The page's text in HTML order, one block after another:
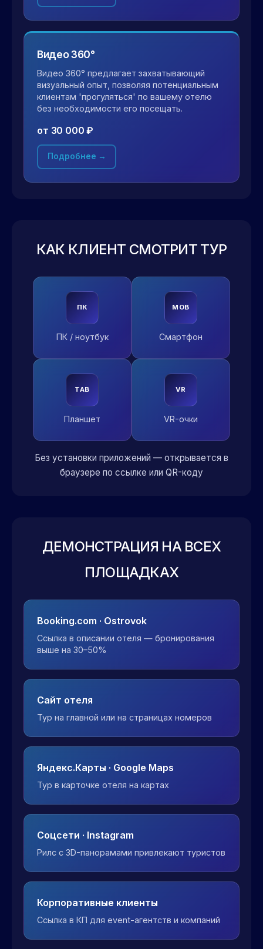
Видео 360°
Видео 360° предлагает захватывающий
визуальный опыт, позволяя потенциальным
клиентам 'прогуляться' по вашему отелю
без необходимости его посещать.
от 30 000 ₽
Подробнее →
КАК КЛИЕНТ СМОТРИТ ТУР
ПК
ПК / ноутбук
MOB
Смартфон
TAB
Планшет
VR
VR-очки
Без установки приложений — открывается в
браузере по ссылке или QR-коду
ДЕМОНСТРАЦИЯ НА ВСЕХ
ПЛОЩАДКАХ
Booking.com · Ostrovok
Ссылка в описании отеля — бронирования
выше на 30–50%
Сайт отеля
Тур на главной или на страницах номеров
Яндекс.Карты · Google Maps
Тур в карточке отеля на картах
Соцсети · Instagram
Рилс с 3D-панорамами привлекают туристов
Корпоративные клиенты
Ссылка в КП для event-агентств и компаний